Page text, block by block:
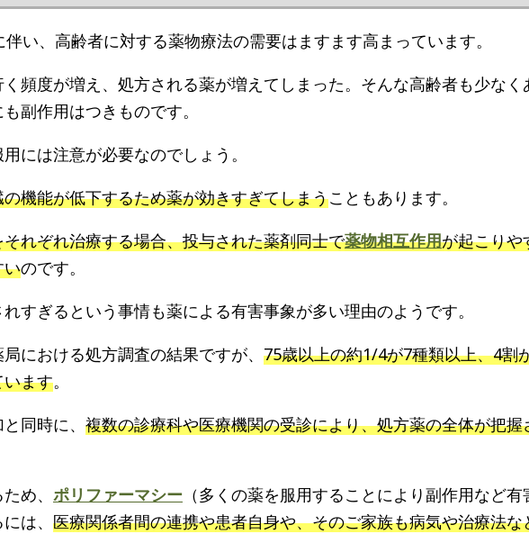
い、高齢者に対する薬物療法の需要はますます高まっています。
頻度が増え、処方される薬が増えてしまった。そんな高齢者も少なく
副作用はつきものです。
には注意が必要なのでしょう。
機能が低下するため薬が効きすぎてしまうこともあります。
れぞれ治療する場合、投与された薬剤同士で薬物相互作用が起こりや
いのです。
すぎるという事情も薬による有害事象が多い理由のようです。
における処方調査の結果ですが、 75歳以上の約1/4が7種類以上、4割
ます。
同時に、 複数の診療科や医療機関の受診により、処方薬の全体が把握
め、 ポリファーマシー （多くの薬を服用することにより副作用など有
は、 医療関係者間の連携や患者自身や、そのご家族も病気や治療法な